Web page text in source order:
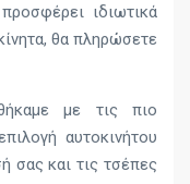
ιδιωτικά
θα πληρώσετε
με τις πιο
αυτοκινήτου
σας και τις τσέπες